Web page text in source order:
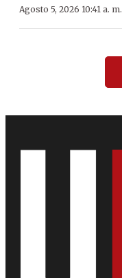
Agosto 5, 2026 10:41 a. m.